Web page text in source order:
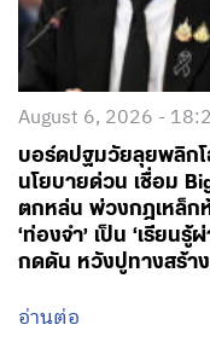
August 6, 2026 -
บอร์ดปฐมวัยลุยพลิกโ
นโยบายด่วน เชื่อม
ตกหล่น พ่วงกฎเหล็ก
‘ท่องจำ’ เป็น ‘เรียน
กดดัน หวังปูทางสร้า
อ่านต่อ